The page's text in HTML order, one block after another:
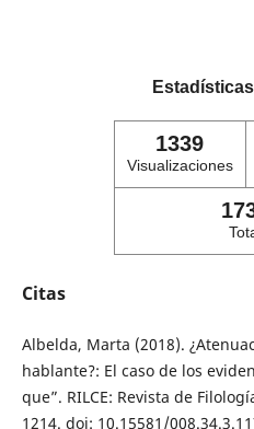
1339
Visualizaciones
Citas
Albelda, Marta (2018).
hablante?: El caso de los
que”. RILCE: Revista de
1214. doi: 10.15581/